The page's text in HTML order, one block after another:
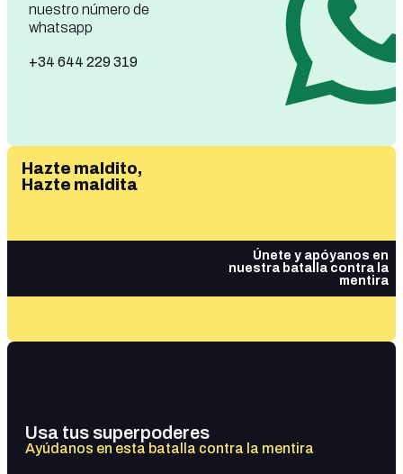
nuestro número de
whatsapp
+34 644 229 319
Hazte maldito,
Hazte maldita
Únete y apóyanos en
nuestra batalla contra la
mentira
Usa tus superpoderes
Ayúdanos en esta batalla contra la mentira